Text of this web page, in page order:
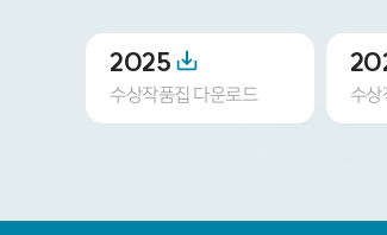
2025
수상작품집 다운로드 수상